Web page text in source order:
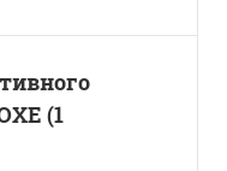
(1